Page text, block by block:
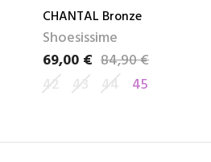
CHANTAL Bronze
Shoesissime
Prix
69,00 €
Prix de base84,90 €
42 43 44 45